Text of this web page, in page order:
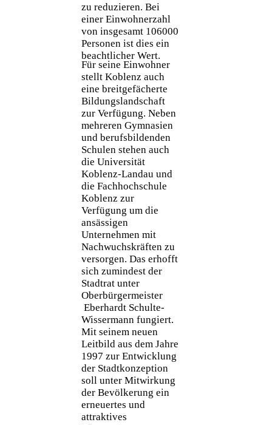
zu reduzieren. Bei
einer Einwohnerzahl
von insgesamt 106000
Personen ist dies ein
beachtlicher Wert.
Für seine Einwohner
stellt Koblenz auch
eine breitgefächerte
Bildungslandschaft
zur Verfügung. Neben
mehreren Gymnasien
und berufsbildenden
Schulen stehen auch
die Universität
Koblenz-Landau und
die Fachhochschule
Koblenz zur
Verfügung um die
ansässigen
Unternehmen mit
Nachwuchskräften zu
versorgen. Das erhofft
sich zumindest der
Stadtrat unter
Oberbürgermeister
Eberhardt Schulte-
Wissermann fungiert.
Mit seinem neuen
Leitbild aus dem Jahre
1997 zur Entwicklung
der Stadtkonzeption
soll unter Mitwirkung
der Bevölkerung ein
erneuertes und
attraktives